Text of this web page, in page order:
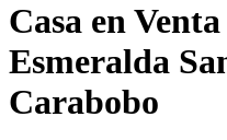
Casa en
Esmeralda
Carabobo